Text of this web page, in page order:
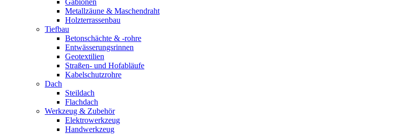
Gabionen
Metallzäune & Maschendraht
Holzterrassenbau
Tiefbau
Betonschächte & -rohre
Entwässerungsrinnen
Geotextilien
Straßen- und Hofabläufe
Kabelschutzrohre
Dach
Steildach
Flachdach
Werkzeug & Zubehör
Elektrowerkzeug
Handwerkzeug